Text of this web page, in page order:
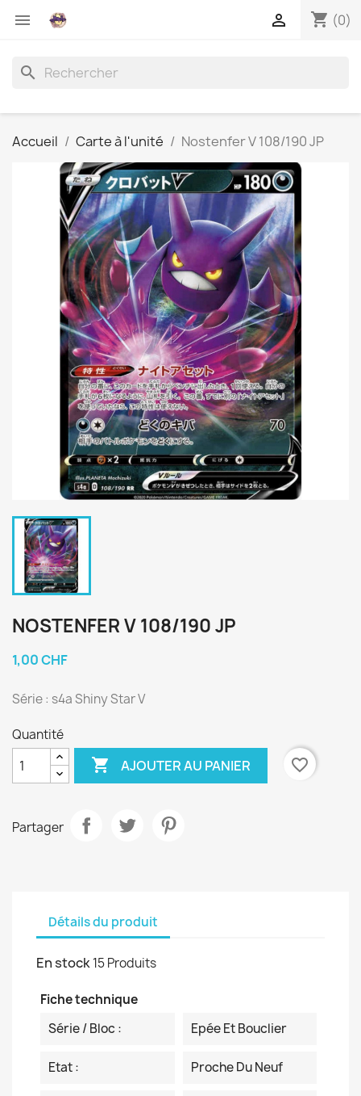
 shopping_cart (0)

search
Accueil Carte à l'unité Nostenfer V 108/190 JP
NOSTENFER V 108/190 JP
1,00 CHF
Série : s4a Shiny Star V
Quantité
 AJOUTER AU PANIER favorite_border
Partager
Détails du produit
En stock15 Produits
Fiche technique
Série / Bloc :
Epée Et Bouclier
Etat : Proche Du Neuf